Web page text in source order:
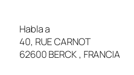
Habla a
40, RUE CARNOT
62600 BERCK , FRANCIA